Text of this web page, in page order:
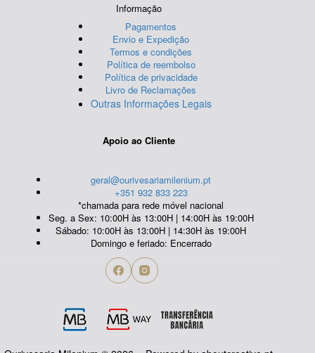
Informação
Pagamentos
Envio e Expedição
Termos e condições
Política de reembolso
Política de privacidade
Livro de Reclamações
Outras Informações Legais
Apoio ao Cliente
geral@ourivesariamilenium.pt
+351 932 833 223
*chamada para rede móvel nacional
Seg. a Sex: 10:00H às 13:00H | 14:00H às 19:00H
Sábado: 10:00H às 13:00H | 14:30H às 19:00H
Domingo e feriado: Encerrado